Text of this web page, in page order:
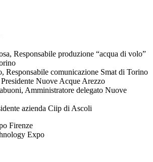
Responsabile produzione “acqua di volo”
Responsabile comunicazione Smat di Torino
Nuove Acque Arezzo
Amministratore delegato Nuove
azienda Ciip di Ascoli
Firenze
Expo